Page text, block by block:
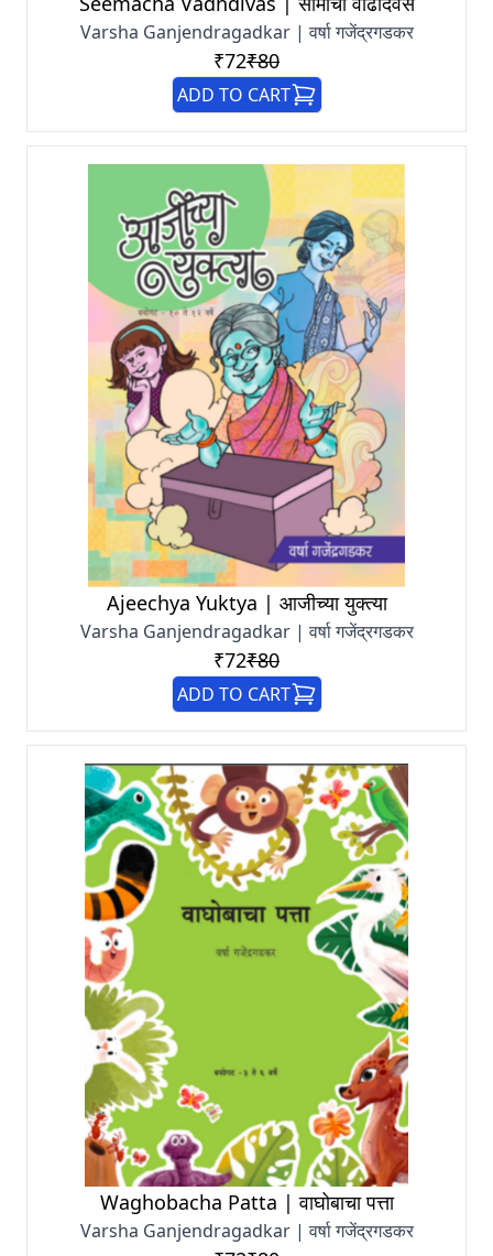
Varsha Ganjendragadkar | वर्षा गजेंद्रगडकर
₹72₹80
ADD TO CART
Ajeechya Yuktya | आजीच्या युक्त्या
Varsha Ganjendragadkar | वर्षा गजेंद्रगडकर
₹72₹80
ADD TO CART
Waghobacha Patta | वाघोबाचा पत्ता
Varsha Ganjendragadkar | वर्षा गजेंद्रगडकर